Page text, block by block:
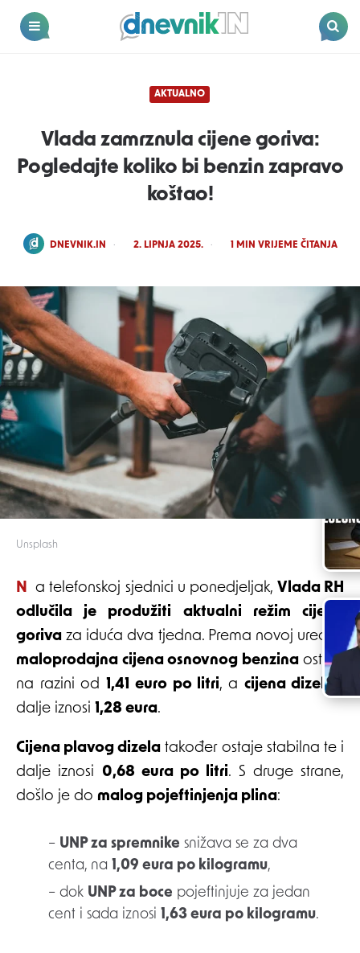
Dnevnik.in
Unsplash
AKTUALNO
Vlada zamrznula cijene goriva:
Pogledajte koliko bi benzin zapravo
koštao!
POSTED
DNEVNIK.IN 2. LIPNJA 2025. 1 MIN VRIJEME ČITANJA
Na telefonskoj sjednici u ponedjeljak, Vlada RH
odlučila je produžiti aktualni režim cijena
goriva za iduća dva tjedna. Prema novoj uredbi,
maloprodajna cijena osnovnog benzinaostaje
na razini od 1,41 euro po litri, a cijena dizela
dalje iznosi 1,28 eura.
Cijena plavog dizela također ostaje stabilna te i
dalje iznosi 0,68 eura po litri. S druge strane,
došlo je do malog pojeftinjenja plina:
– UNP za spremnike snižava se za dva
centa, na 1,09 eura po kilogramu,
– dok UNP za boce pojeftinjuje za jedan
cent i sada iznosi 1,63 eura po kilogramu.